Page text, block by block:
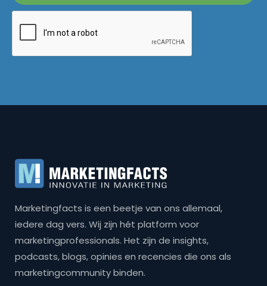
Marketingfacts is een beetje van ons allemaal,
iedere dag vers. Wij zijn hét platform voor
marketingprofessionals. Het zijn de insights,
podcasts, blogs, opinies en recencies die ons als
marketingcommunity binden.